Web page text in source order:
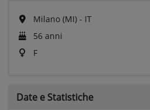
Milano (MI) - IT
56 anni
F
Date e Statistiche